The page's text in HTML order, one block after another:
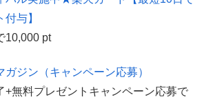
与】
10,000 pt
ガジン（キャンペーン応募）
+無料プレゼントキャンペーン応募で